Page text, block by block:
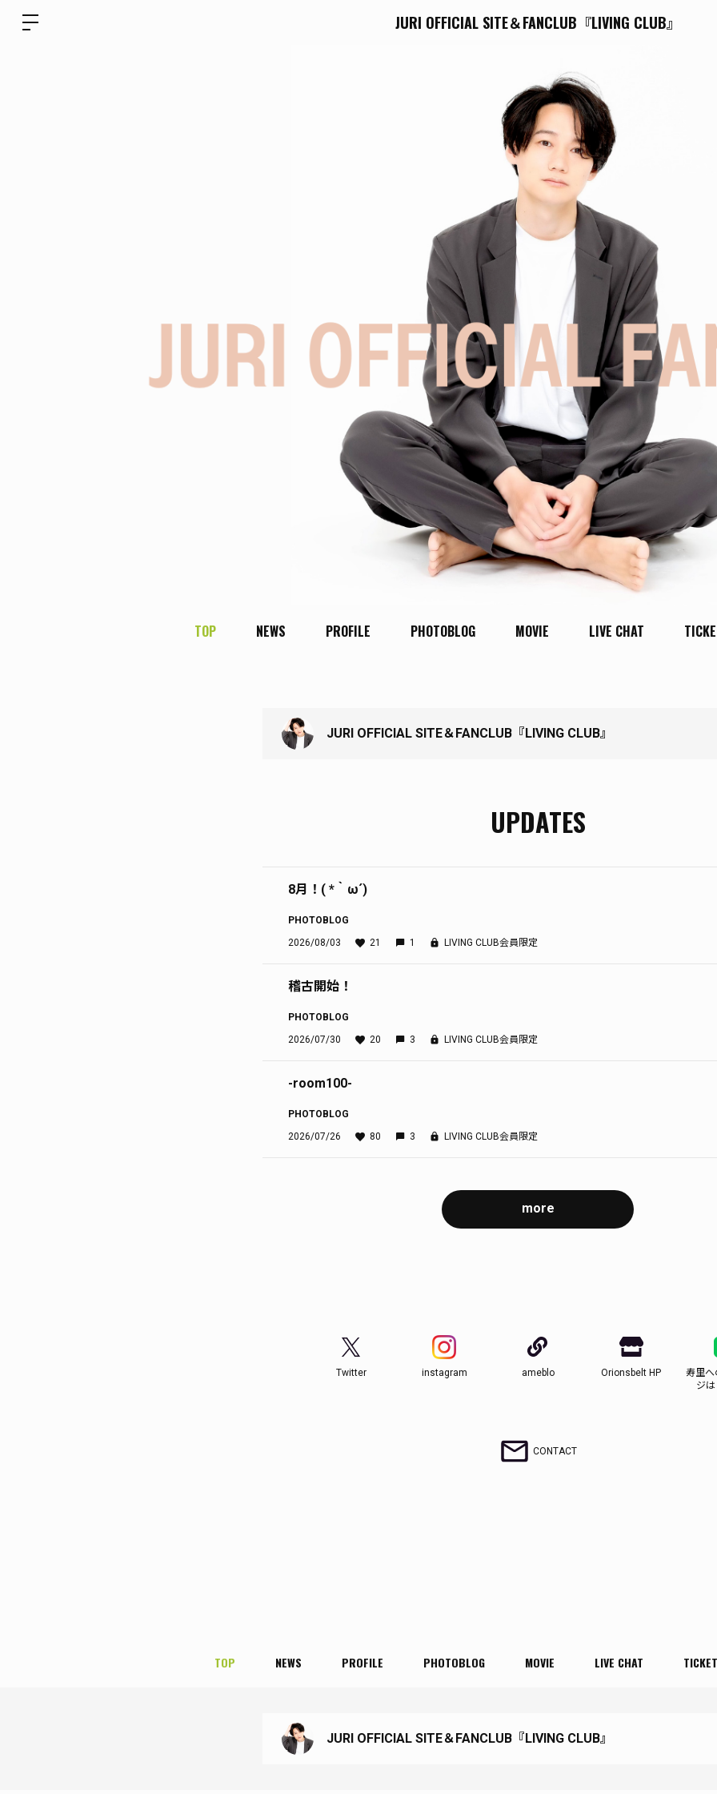
JURI OFFICIAL SITE＆FANCLUB『LIVING CLUB』
TOP NEWS PROFILE PHOTOBLOG MOVIE LIVE CHAT
JURI OFFICIAL SITE＆FANCLUB『LIVING CLUB』
UPDATES
8月！( *｀ω´)
PHOTOBLOG
2026/08/03
21 1 LIVING CLUB会員限定
稽古開始！
PHOTOBLOG
2026/07/30
20 3 LIVING CLUB会員限定
-room100-
PHOTOBLOG
2026/07/26
80 3 LIVING CLUB会員限定
more
Twitter instagram ameblo Orionsbelt HP
寿里
ジ
CONTACT
TOP NEWS PROFILE PHOTOBLOG MOVIE LIVE CHAT TICKET
JURI OFFICIAL SITE＆FANCLUB『LIVING CLUB』